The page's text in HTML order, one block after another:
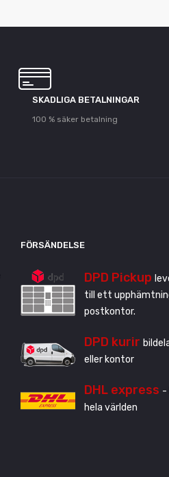
SKADLIGA BETALNINGAR
100 % säker betalning
FÖRSÄNDELSE
DPD Pickup
till ett
postkontor.
DPD kurir
eller kontor
DHL express -
hela världen